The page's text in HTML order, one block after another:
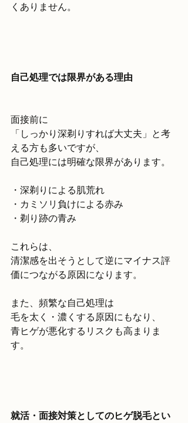
くありません。
自己処理では限界がある理由
面接前に
「しっかり深剃りすれば大丈夫」と考
える方も多いですが、
自己処理には明確な限界があります。
・深剃りによる肌荒れ
・カミソリ負けによる赤み
・剃り跡の青み
これらは、
清潔感を出そうとして逆にマイナス評
価につながる原因になります。
また、頻繁な自己処理は
毛を太く・濃くする原因にもなり、
青ヒゲが悪化するリスクも高まりま
す。
就活・面接対策としてのヒゲ脱毛とい